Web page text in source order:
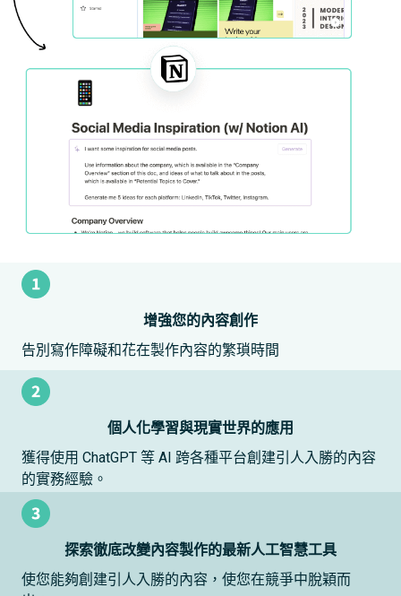
增強您的內容創作
告別寫作障礙和花在製作內容的繁瑣時間
個人化學習與現實世界的應用
獲得使用 ChatGPT 等 AI 跨各種平台創建引人入勝的內容
的實務經驗。
探索徹底改變內容製作的最新人工智慧工具
使您能夠創建引人入勝的內容，使您在競爭中脫穎而